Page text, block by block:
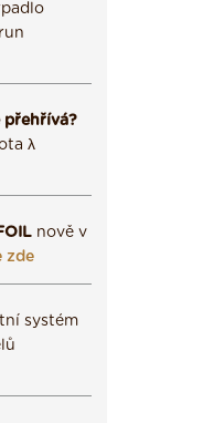
přehřívá?
λ
nově v
zde
systém